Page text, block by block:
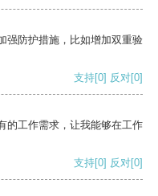
强防护措施，比如增加双重验
支持[0] 反对[0]
的工作需求，让我能够在工作
支持[0] 反对[0]